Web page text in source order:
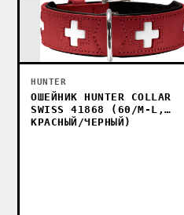
HUNTER
ОШЕЙНИК HUNTER COLLAR
SWISS 41868 (60/M-L,
КРАСНЫЙ/ЧЕРНЫЙ)